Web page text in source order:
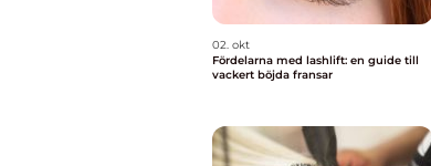
02. okt
Fördelarna med lashlift: en guide till
vackert böjda fransar